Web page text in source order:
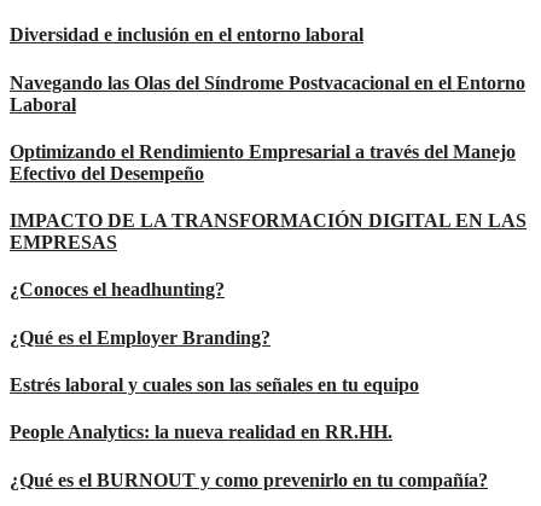
Diversidad e inclusión en el entorno laboral
Navegando las Olas del Síndrome Postvacacional en el Entorno
Laboral
Optimizando el Rendimiento Empresarial a través del Manejo
Efectivo del Desempeño
IMPACTO DE LA TRANSFORMACIÓN DIGITAL EN LAS
EMPRESAS
¿Conoces el headhunting?
¿Qué es el Employer Branding?
Estrés laboral y cuales son las señales en tu equipo
People Analytics: la nueva realidad en RR.HH.
¿Qué es el BURNOUT y como prevenirlo en tu compañía?